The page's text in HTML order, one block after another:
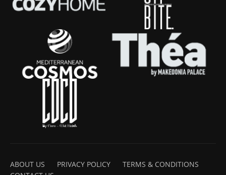
ABOUT US PRIVACY POLICY
TERMS & CONDITIONS